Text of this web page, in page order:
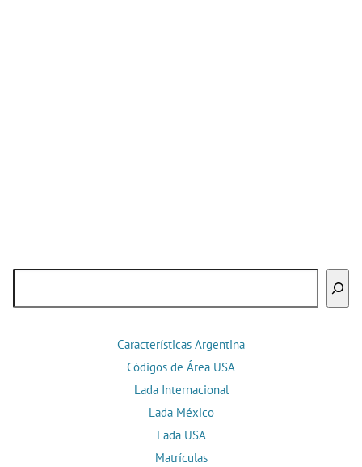
Características Argentina
Códigos de Área USA
Lada Internacional
Lada México
Lada USA
Matrículas